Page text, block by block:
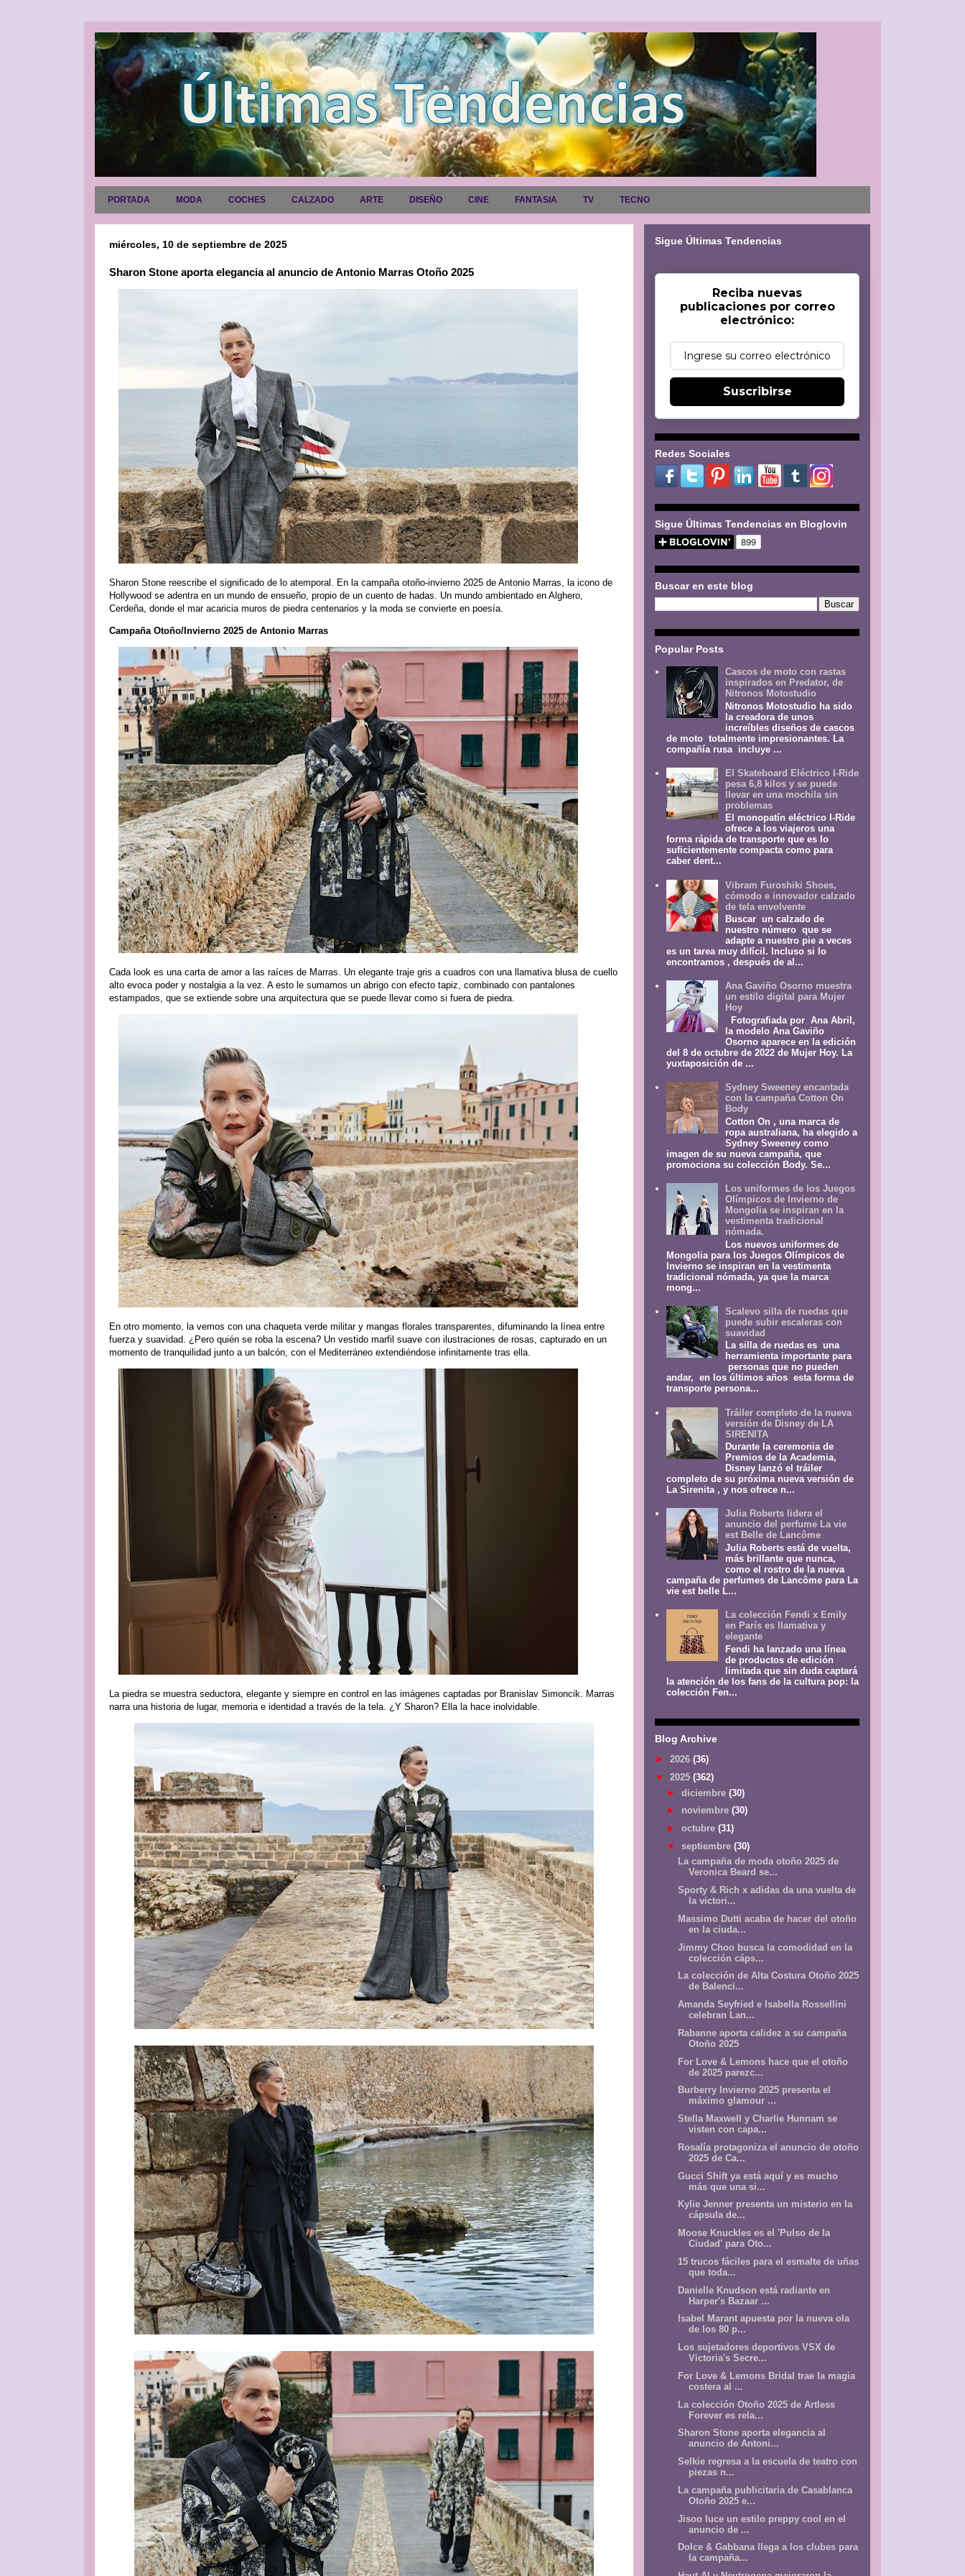
PORTADA MODA COCHES CALZADO ARTE DISEÑO CINE FANTASIA TV TECNO
miércoles, 10 de septiembre de 2025
Sharon Stone aporta elegancia al anuncio de Antonio Marras Otoño 2025
Sharon Stone reescribe el significado de lo atemporal. En la campaña otoño-invierno 2025 de Antonio Marras, la icono de
Hollywood se adentra en un mundo de ensueño, propio de un cuento de hadas. Un mundo ambientado en Alghero,
Cerdeña, donde el mar acaricia muros de piedra centenarios y la moda se convierte en poesía.
Campaña Otoño/Invierno 2025 de Antonio Marras
Cada look es una carta de amor a las raíces de Marras. Un elegante traje gris a cuadros con una llamativa blusa de cuello
alto evoca poder y nostalgia a la vez. A esto le sumamos un abrigo con efecto tapiz, combinado con pantalones
estampados, que se extiende sobre una arquitectura que se puede llevar como si fuera de piedra.
En otro momento, la vemos con una chaqueta verde militar y mangas florales transparentes, difuminando la línea entre
fuerza y ​​suavidad. ¿Pero quién se roba la escena? Un vestido marfil suave con ilustraciones de rosas, capturado en un
momento de tranquilidad junto a un balcón, con el Mediterráneo extendiéndose infinitamente tras ella.
La piedra se muestra seductora, elegante y siempre en control en las imágenes captadas por Branislav Simoncik. Marras
narra una historia de lugar, memoria e identidad a través de la tela. ¿Y Sharon? Ella la hace inolvidable.
Sigue Últimas Tendencias
Reciba nuevas
publicaciones por correo
electrónico:
Suscribirse
Redes Sociales
Sigue Últimas Tendencias en Bloglovin
Buscar en este blog
Popular Posts
Cascos de moto con rastas
inspirados en Predator, de
Nitronos Motostudio
Nitronos Motostudio ha sido
la creadora de unos
increíbles diseños de cascos
de moto totalmente impresionantes. La
compañía rusa incluye ...
El Skateboard Eléctrico I-Ride
pesa 6,8 kilos y se puede
llevar en una mochila sin
problemas
El monopatín eléctrico I-Ride
ofrece a los viajeros una
forma rápida de transporte que es lo
suficientemente compacta como para
caber dent...
Vibram Furoshiki Shoes,
cómodo e innovador calzado
de tela envolvente
Buscar un calzado de
nuestro número que se
adapte a nuestro pie a veces
es un tarea muy difícil. Incluso si lo
encontramos , después de al...
Ana Gaviño Osorno muestra
un estilo digital para Mujer
Hoy
Fotografiada por Ana Abril,
la modelo Ana Gaviño
Osorno aparece en la edición
del 8 de octubre de 2022 de Mujer Hoy. La
yuxtaposición de ...
Sydney Sweeney encantada
con la campaña Cotton On
Body
Cotton On , una marca de
ropa australiana, ha elegido a
Sydney Sweeney como
imagen de su nueva campaña, que
promociona su colección Body. Se...
Los uniformes de los Juegos
Olímpicos de Invierno de
Mongolia se inspiran en la
vestimenta tradicional
nómada.
Los nuevos uniformes de
Mongolia para los Juegos Olímpicos de
Invierno se inspiran en la vestimenta
tradicional nómada, ya que la marca
mong...
Scalevo silla de ruedas que
puede subir escaleras con
suavidad
La silla de ruedas es una
herramienta importante para
personas que no pueden
andar, en los últimos años esta forma de
transporte persona...
Tráiler completo de la nueva
versión de Disney de LA
SIRENITA
Durante la ceremonia de
Premios de la Academia,
Disney lanzó el tráiler
completo de su próxima nueva versión de
La Sirenita , y nos ofrece n...
Julia Roberts lidera el
anuncio del perfume La vie
est Belle de Lancôme
Julia Roberts está de vuelta,
más brillante que nunca,
como el rostro de la nueva
campaña de perfumes de Lancôme para La
vie est belle L...
La colección Fendi x Emily
en París es llamativa y
elegante
Fendi ha lanzado una línea
de productos de edición
limitada que sin duda captará
la atención de los fans de la cultura pop: la
colección Fen...
Blog Archive
► 2026 (36)
▼ 2025 (362)
► diciembre (30)
► noviembre (30)
► octubre (31)
▼ septiembre (30)
La campaña de moda otoño 2025 de
Veronica Beard se...
Sporty & Rich x adidas da una vuelta de
la victori...
Massimo Dutti acaba de hacer del otoño
en la ciuda...
Jimmy Choo busca la comodidad en la
colección cáps...
La colección de Alta Costura Otoño 2025
de Balenci...
Amanda Seyfried e Isabella Rossellini
celebran Lan...
Rabanne aporta calidez a su campaña
Otoño 2025
For Love & Lemons hace que el otoño
de 2025 parezc...
Burberry Invierno 2025 presenta el
máximo glamour ...
Stella Maxwell y Charlie Hunnam se
visten con capa...
Rosalía protagoniza el anuncio de otoño
2025 de Ca...
Gucci Shift ya está aquí y es mucho
más que una si...
Kylie Jenner presenta un misterio en la
cápsula de...
Moose Knuckles es el 'Pulso de la
Ciudad' para Oto...
15 trucos fáciles para el esmalte de uñas
que toda...
Danielle Knudson está radiante en
Harper's Bazaar ...
Isabel Marant apuesta por la nueva ola
de los 80 p...
Los sujetadores deportivos VSX de
Victoria's Secre...
For Love & Lemons Bridal trae la magia
costera al ...
La colección Otoño 2025 de Artless
Forever es rela...
Sharon Stone aporta elegancia al
anuncio de Antoni...
Selkie regresa a la escuela de teatro con
piezas n...
La campaña publicitaria de Casablanca
Otoño 2025 e...
Jisoo luce un estilo preppy cool en el
anuncio de ...
Dolce & Gabbana llega a los clubes para
la campaña...